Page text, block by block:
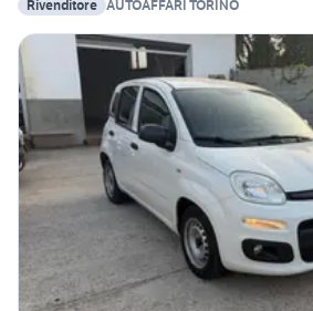
Rivenditore AUTOAFFARI TORINO